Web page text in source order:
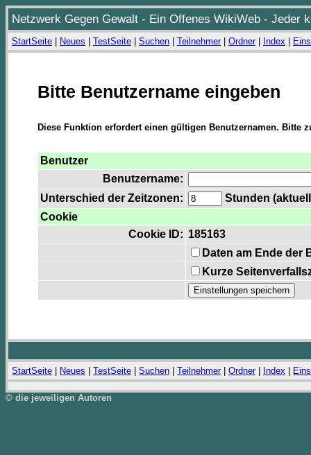
Netzwerk Gegen Gewalt - Ein Offenes WikiWeb - Jeder
StartSeite Neues TestSeite Suchen Teilnehmer| Ordner| Index
Bitte Benutzername eingeben
Diese Funktion erfordert einen gültigen Benutzernamen. Bitte
Benutzer
Benutzername:
Unterschied der Zeitzonen:
Stunden
Cookie
Cookie ID: 185163
Daten am Ende der
Kurze
StartSeite Neues TestSeite Suchen Teilnehmer| Ordner| Index
© die jeweiligen Autoren